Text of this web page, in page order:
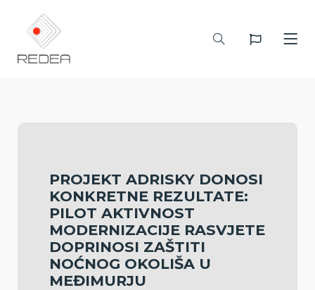
PROJEKT ADRISKY DONOSI
KONKRETNE REZULTATE:
PILOT AKTIVNOST
MODERNIZACIJE RASVJETE
DOPRINOSI ZAŠTITI
NOĆNOG OKOLIŠA U
MEĐIMURJU